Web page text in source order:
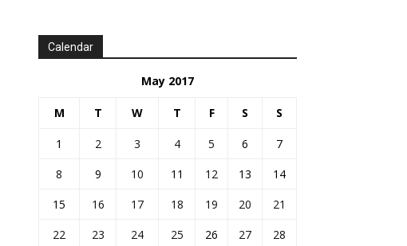
Calendar
May 2017
M T W T F S S
1 2 3 4 5 6
7
8
9 10 11 12 13
14
15
16 17 18 19 20
21
22
23 24 25 26 27
28